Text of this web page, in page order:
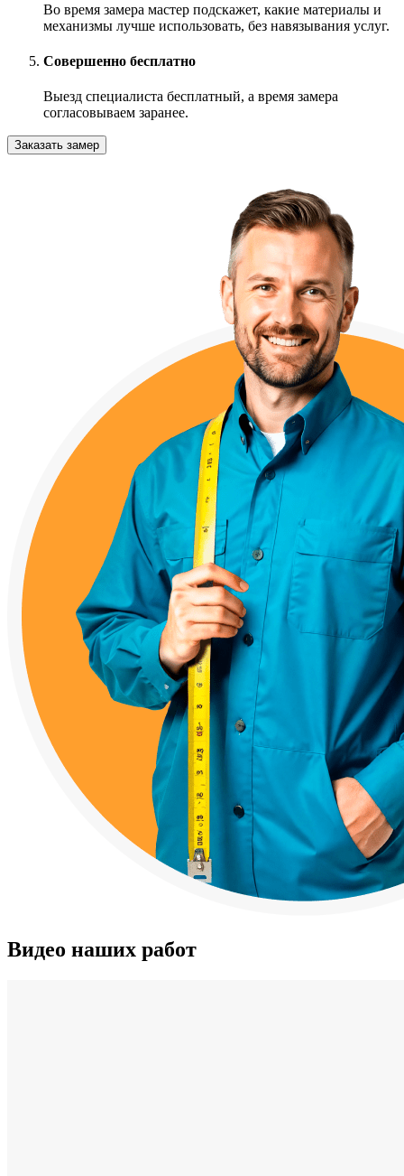
Во время замера мастер подскажет, какие материалы и
механизмы лучше использовать, без навязывания услуг.
Совершенно бесплатно
Выезд специалиста бесплатный, а время замера
согласовываем заранее.
Заказать замер
Видео наших работ